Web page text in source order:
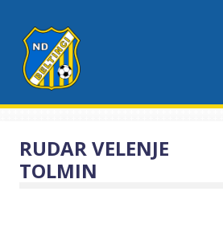
RUDAR VELENJE
TOLMIN